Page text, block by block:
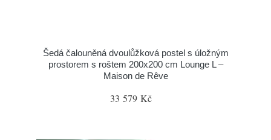
Šedá čalouněná dvoulůžková postel s úložným
prostorem s roštem 200x200 cm Lounge L –
Maison de Rêve
33 579 Kč